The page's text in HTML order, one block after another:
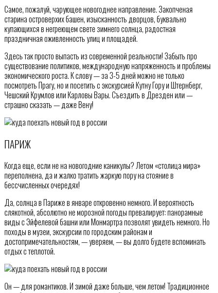
Самое, пожалуй, чарующее новогоднее направление. Закопченая
старина островерхих башен, изысканность дворцов, буквально
купающихся в негреющем свете зимнего солнца, радостная
праздничная оживленность улиц и площадей.
Здесь так просто выпасть из современной реальности! Забыть про
существование политиков, международную напряженность и проблемы
экономического роста. К слову — за 3-5 дней можно не только
посмотреть Прагу, но и посетить с экскурсией Кутну Гору и Штернберг,
Чешский Крумлов или Карловы Вары. Съездить в Дрезден или —
страшно сказать — даже Вену!
ПАРИЖ
Когда еще, если не на новогодние каникулы? Летом «столица мира»
переполнена, да и жалко тратить жаркую пору на стояние в
бессчисленных очередях!
Да, солнца в Париже в январе откровенно немного. И вероятность
слякотной, абсолютно не морозной погоды превалирует: панорамные
виды с Эйфелевой башни или Монмартра позволят увидеть немного. Но
походы в музеи, экскурсии по городским районам и
достопримечательностям, — уверяем, — вы долго будете вспоминать
отдых с теплотой.
Он — для романтиков. И зимой даже больше, чем летом! Традиционное